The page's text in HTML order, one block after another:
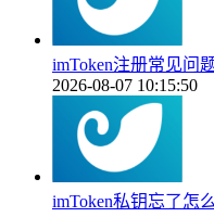
imToken注册常见问
2026-08-07 10:15:50
imToken私钥忘了怎